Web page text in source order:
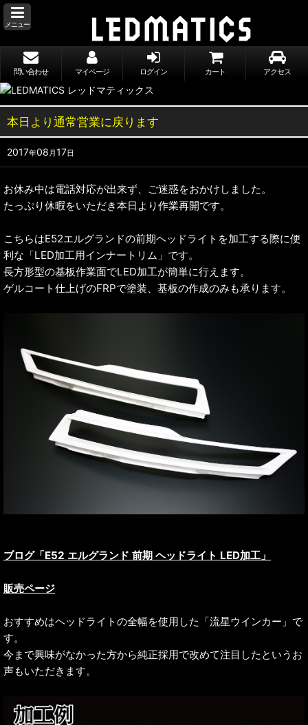
メニュー
問い合わせ マイページ ログイン カート アクセス
本日より通常営業に戻ります
2017年08 月17日
お休み中は電話対応が出来ず、ご迷惑をおかけしました。
たっぷり休暇をいただき本日より作業再開です。
こちらはE52エルグランドの前期ヘッドライトを加工する際に便
利な「LED加工用インナートリム」です。
長方形型の基板作業面でLED加工が簡単に行えます。
ゲルコート仕上げのFRPで塗装、基板の作成のみも承ります。
ブログ「E52 エルグランド 前期 ヘッドライト LED加工」
販売ページ
おすすめはヘッドライトの全幅を使用した「流星ウインカー」で
す。
今まで興味がなかった方から純正採用で改めて注目したというお
声もいただきます。